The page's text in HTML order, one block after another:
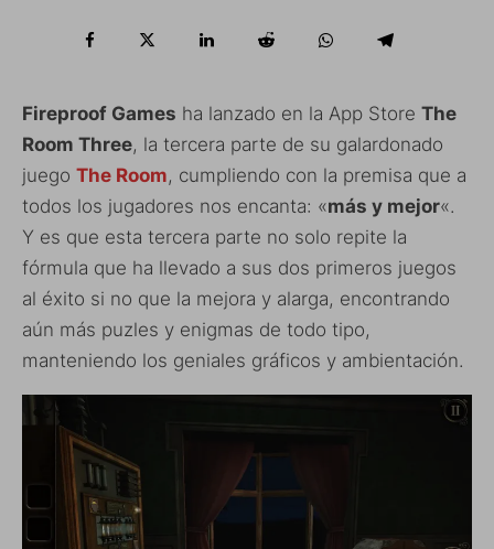
Fireproof Games ha lanzado en la App Store The
Room Three, la tercera parte de su galardonado
juego The Room, cumpliendo con la premisa que a
todos los jugadores nos encanta: «más y mejor«.
Y es que esta tercera parte no solo repite la
fórmula que ha llevado a sus dos primeros juegos
al éxito si no que la mejora y alarga, encontrando
aún más puzles y enigmas de todo tipo,
manteniendo los geniales gráficos y ambientación.